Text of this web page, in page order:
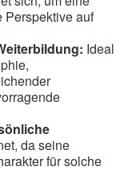
Perspektive auf
Ideal
da seine
für solche